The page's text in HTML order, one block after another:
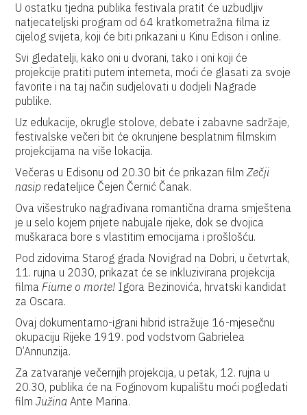
U ostatku tjedna publika festivala pratit će uzbudljiv
natjecateljski program od 64 kratkometražna filma iz
cijelog svijeta, koji će biti prikazani u Kinu Edison i online.
Svi gledatelji, kako oni u dvorani, tako i oni koji će
projekcije pratiti putem interneta, moći će glasati za svoje
favorite i na taj način sudjelovati u dodjeli Nagrade
publike.
Uz edukacije, okrugle stolove, debate i zabavne sadržaje,
festivalske večeri bit će okrunjene besplatnim filmskim
projekcijama na više lokacija.
Večeras u Edisonu od 20.30 bit će prikazan filmZečji
nasip redateljice Čejen Černić Čanak.
Ova višestruko nagrađivana romantična drama smještena
je u selo kojem prijete nabujale rijeke, dok se dvojica
muškaraca bore s vlastitim emocijama i prošlošću.
Pod zidovima Starog grada Novigrad na Dobri, u četvrtak,
11. rujna u 2030, prikazat će se inkluzivirana projekcija
filmaFiume o morte! Igora Bezinovića, hrvatski kandidat
za Oscara.
Ovaj dokumentarno-igrani hibrid istražuje 16-mjesečnu
okupaciju Rijeke 1919. pod vodstvom Gabrielea
D’Annunzija.
Za zatvaranje večernjih projekcija, u petak, 12. rujna u
20.30, publika će na Foginovom kupalištu moći pogledati
filmJužina Ante Marina.